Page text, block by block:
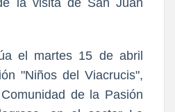
la visita de San Juan
el martes 15 de abril
"Niños del Viacrucis",
de la Pasión